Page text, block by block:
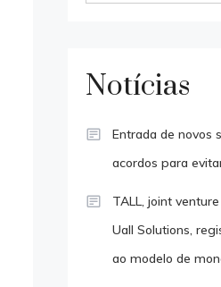
Notícias
Entrada de novos
acordos para
TALL, joint
Uall Solutions,
ao modelo de